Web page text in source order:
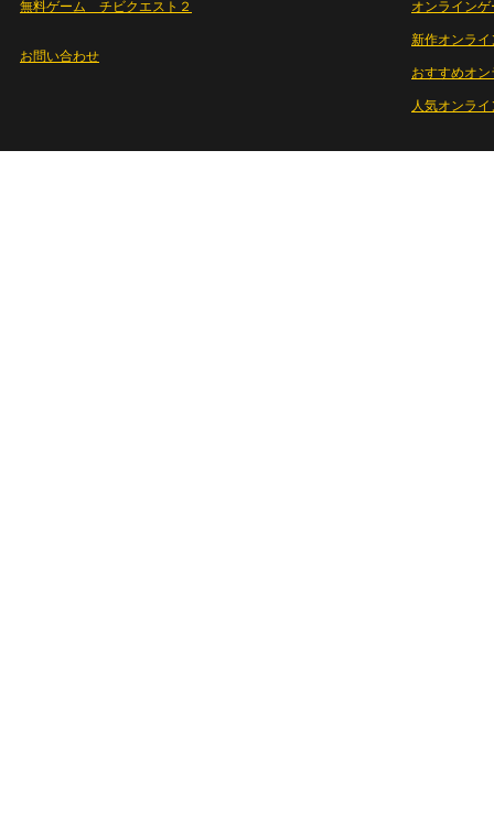
無料ゲーム チビクエスト２
お問い合わせ
オンライン
新作オンライ
おすすめオ
人気オンラ